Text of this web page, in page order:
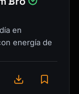
en
energía de